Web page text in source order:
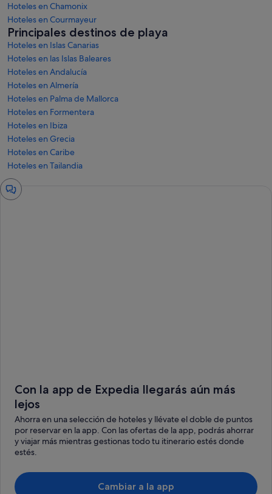
Hoteles en Chamonix
Hoteles en Courmayeur
Principales destinos de playa
Hoteles en Islas Canarias
Hoteles en las Islas Baleares
Hoteles en Andalucía
Hoteles en Almería
Hoteles en Palma de Mallorca
Hoteles en Formentera
Hoteles en Ibiza
Hoteles en Grecia
Hoteles en Caribe
Hoteles en Tailandia
Ventana
del
Con la app de Expedia llegarás aún más
lejos
Ahorra en una selección de hoteles y llévate el doble de puntos
por reservar en la app. Con las ofertas de la app, podrás ahorrar
y viajar más mientras gestionas todo tu itinerario estés donde
estés.
Cambiar a la app